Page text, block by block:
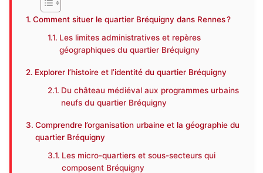
Comment situer le quartier Bréquigny dans Rennes ?
Les limites administratives et repères
géographiques du quartier Bréquigny
Explorer l’histoire et l’identité du quartier Bréquigny
Du château médiéval aux programmes urbains
neufs du quartier Bréquigny
Comprendre l’organisation urbaine et la géographie du
quartier Bréquigny
Les micro-quartiers et sous-secteurs qui
composent Bréquigny